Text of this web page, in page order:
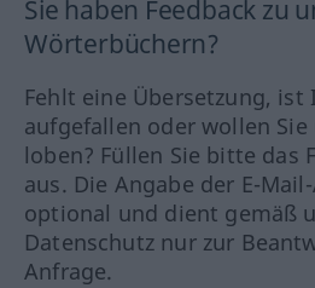
Sie haben Feedback zu
Wörterbüchern?
Fehlt eine Übersetzung, ist
aufgefallen oder wollen
loben? Füllen Sie bitte das
aus. Die Angabe der E-
optional und dient gemäß
Datenschutz nur zur
Anfrage.